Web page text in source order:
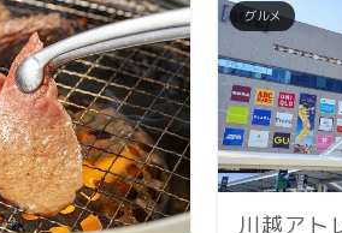
グルメ
川越アト